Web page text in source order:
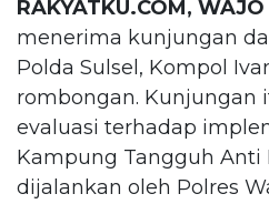
RAKYATKU.COM, WAJO
menerima kunjungan
Polda Sulsel, Kompol
rombongan. Kunjungan
evaluasi terhadap
Kampung Tangguh Anti
dijalankan oleh Polres